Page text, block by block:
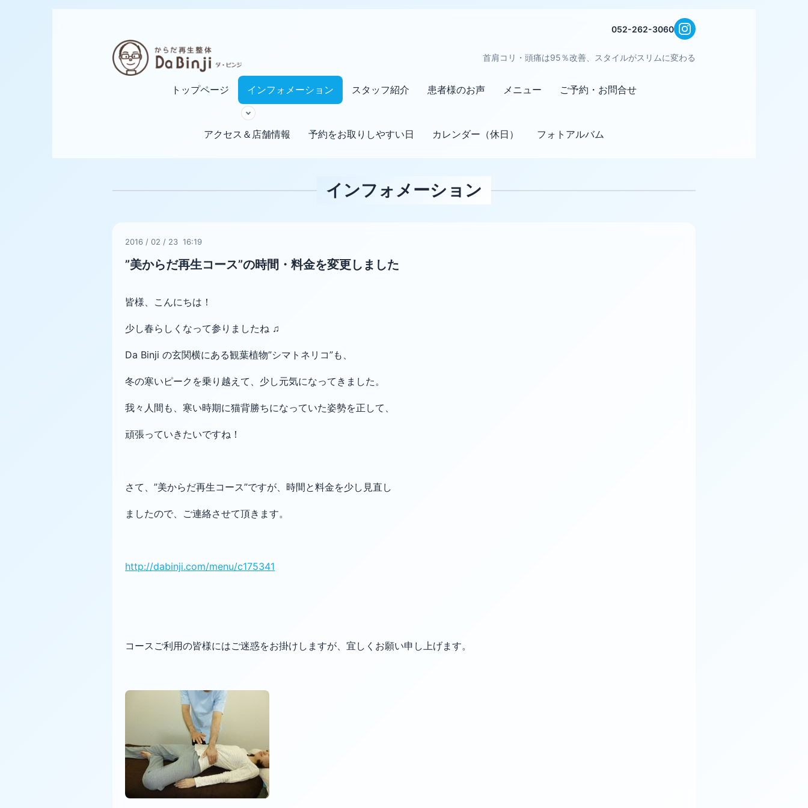
052-262-3060
首肩コリ・頭痛は95％改善、スタイルがスリムに変わる
トップページ インフォメーション スタッフ紹介 患者様のお声 メニュー ご予約・お問合せ
アクセス＆店舗情報 予約をお取りしやすい日 カレンダー（休日） フォトアルバム
インフォメーション
2016 / 02 / 23 16:19
”美からだ再生コース”の時間・料金を変更しました
皆様、こんにちは！
少し春らしくなって参りましたね ♫
Da Binji の玄関横にある観葉植物”シマトネリコ”も、
冬の寒いピークを乗り越えて、少し元気になってきました。
我々人間も、寒い時期に猫背勝ちになっていた姿勢を正して、
頑張っていきたいですね！
さて、”美からだ再生コース”ですが、時間と料金を少し見直し
ましたので、ご連絡させて頂きます。
http://dabinji.com/menu/c175341
コースご利用の皆様にはご迷惑をお掛けしますが、宜しくお願い申し上げます。